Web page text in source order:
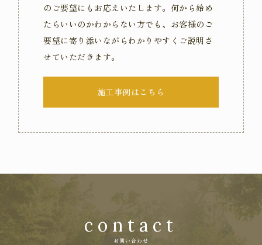
のご要望にもお応えいたします。何から始め
たらいいのかわからない方でも、お客様のご
要望に寄り添いながらわかりやすくご説明さ
せていただきます。
施工事例はこちら
contact
お問い合わせ